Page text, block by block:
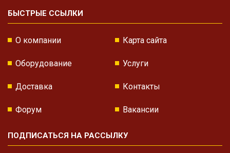
БЫСТРЫЕ ССЫЛКИ
О компании Карта сайта
Оборудование Услуги
Доставка Контакты
Форум Вакансии
ПОДПИСАТЬСЯ НА РАССЫЛКУ